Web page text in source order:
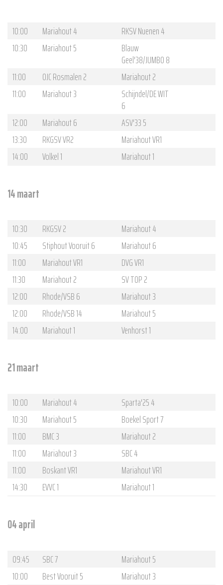
10:00 Mariahout 4
RKSV Nuenen 4
10:30
Mariahout 5
Blauw
Geel'38/JUMBO 8
11:00
OJC Rosmalen 2
Mariahout 2
11:00
Mariahout 3
Schijndel/DE WIT
6
12:00
Mariahout 6
ASV'33 5
13:30
RKGSV VR2
Mariahout VR1
14:00
Volkel 1 Mariahout 1
14 maart
10:30 RKGSV 2
Mariahout 4
10:45
Stiphout Vooruit 6
Mariahout 6
11:00
Mariahout VR1
DVG VR1
11:30
Mariahout 2
SV TOP 2
12:00
Rhode/VSB 6
Mariahout 3
12:00
Rhode/VSB 14
Mariahout 5
14:00
Mariahout 1 Venhorst 1
21 maart
10:00 Mariahout 4
Sparta'25 4
10:30
Mariahout 5
Boekel Sport 7
11:00
BMC 3
Mariahout 2
11:00
Mariahout 3
SBC 4
11:00
Boskant VR1
Mariahout VR1
14:30
EVVC 1 Mariahout 1
04 april
09:45 SBC 7
Mariahout 5
10:00
Best Vooruit 5
Mariahout 3